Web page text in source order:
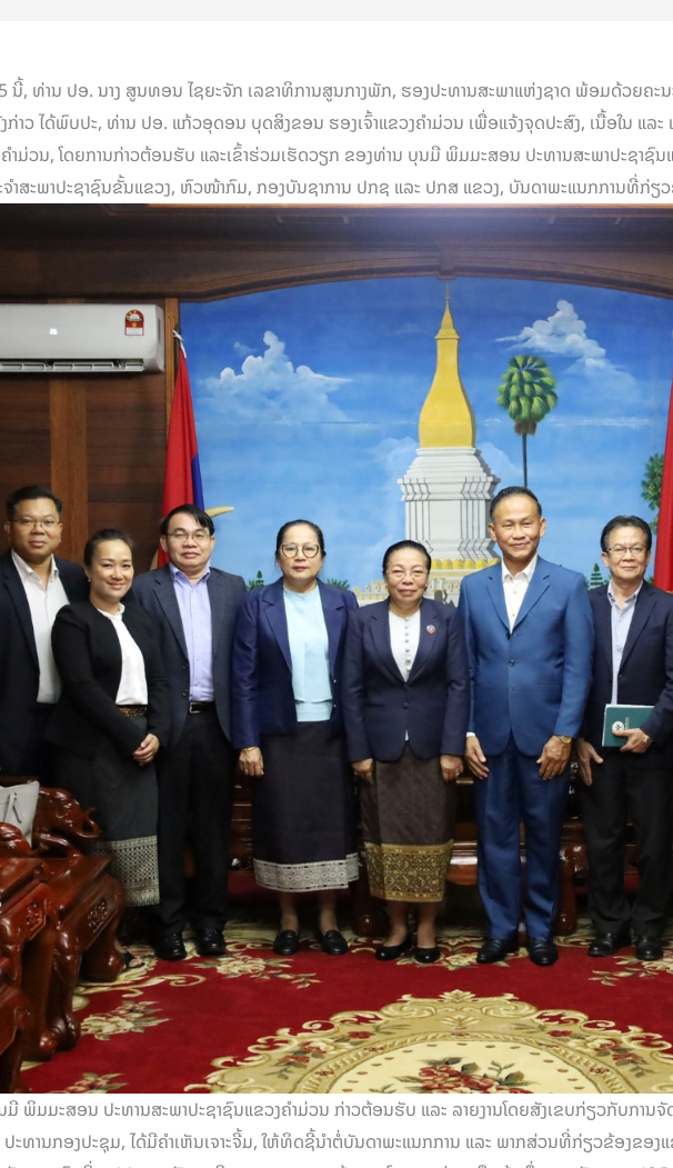
, ທ່ານ ປອ. ນາງ ສູນທອນ ໄຊຍະຈັກ ເລຂາທິການສູນກາງພັກ, ຮອງປະທານສະພາແຫ່ງຊາດ ພ້ອມດ້ວຍຄະນ
ກ່າວ ໄດ້ພົບປະ, ທ່ານ ປອ. ແກ້ວອຸດອນ ບຸດສິງຂອນ ຮອງເຈົ້າແຂວງຄຳມ່ວນ ເພື່ອແຈ້ງຈຸດປະສົງ, ເນື້ອໃນ
ມ່ວນ, ໂດຍການກ່າວຕ້ອນຮັບ ແລະເຂົ້າຮ່ວມເຮັດວຽກ ຂອງທ່ານ ບຸນມີ ພິມມະສອນ ປະທານສະພາປະຊາຊົ
ຈຳສະພາປະຊາຊົນຂັ້ນແຂວງ, ຫົວໜ້າກົມ, ກອງບັນຊາການ ປກຊ ແລະ ປກສ ແຂວງ, ບັນດາພະແນກການທີ່ກ່ຽ
ມີ ພິມມະສອນ ປະທານສະພາປະຊາຊົນແຂວງຄຳມ່ວນ ກ່າວຕ້ອນຮັບ ແລະ ລາຍງານໂດຍສັງເຂບກ່ຽວກັບການ
ະທານກອງປະຊຸມ, ໄດ້ມີຄຳເຫັນເຈາະຈີ້ມ, ໃຫ້ທິດຊີ້ນຳຕໍ່ບັນດາພະແນກການ ແລະ ພາກສ່ວນທີ່ກ່ຽວຂ້ອງຂອ